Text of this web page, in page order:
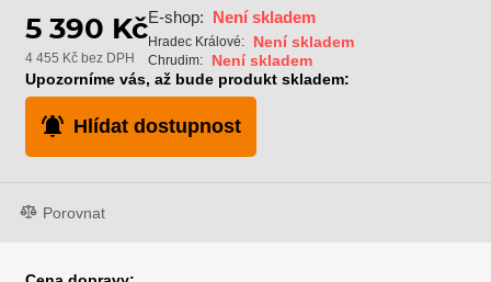
5 390 Kč
4 455 Kč bez DPH
E-shop: Není skladem
Hradec Králové: Není skladem
Chrudim:
Není skladem
Upozorníme vás, až bude produkt skladem:
Hlídat dostupnost
Porovnat